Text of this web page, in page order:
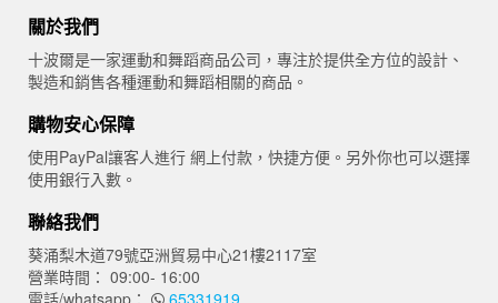
$100.00。$65.00。
關於我們
十波爾是一家運動和舞蹈商品公司，專注於提供全方位的設計、
製造和銷售各種運動和舞蹈相關的商品。
購物安心保障
使用PayPal讓客人進行 網上付款，快捷方便。另外你也可以選擇
使用銀行入數。
聯絡我們
葵涌梨木道79號亞洲貿易中心21樓2117室
營業時間： 09:00- 16:00
電話/whatsapp：
65331919